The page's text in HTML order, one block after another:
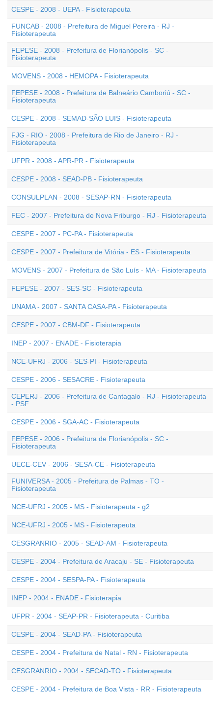
CESPE - 2008 - UEPA - Fisioterapeuta
FUNCAB - 2008 - Prefeitura de Miguel Pereira - RJ -
Fisioterapeuta
FEPESE - 2008 - Prefeitura de Florianópolis - SC -
Fisioterapeuta
MOVENS - 2008 - HEMOPA - Fisioterapeuta
FEPESE - 2008 - Prefeitura de Balneário Camboriú - SC -
Fisioterapeuta
CESPE - 2008 - SEMAD-SÃO LUIS - Fisioterapeuta
FJG - RIO - 2008 - Prefeitura de Rio de Janeiro - RJ -
Fisioterapeuta
UFPR - 2008 - APR-PR - Fisioterapeuta
CESPE - 2008 - SEAD-PB - Fisioterapeuta
CONSULPLAN - 2008 - SESAP-RN - Fisioterapeuta
FEC - 2007 - Prefeitura de Nova Friburgo - RJ - Fisioterapeuta
CESPE - 2007 - PC-PA - Fisioterapeuta
CESPE - 2007 - Prefeitura de Vitória - ES - Fisioterapeuta
MOVENS - 2007 - Prefeitura de São Luís - MA - Fisioterapeuta
FEPESE - 2007 - SES-SC - Fisioterapeuta
UNAMA - 2007 - SANTA CASA-PA - Fisioterapeuta
CESPE - 2007 - CBM-DF - Fisioterapeuta
INEP - 2007 - ENADE - Fisioterapia
NCE-UFRJ - 2006 - SES-PI - Fisioterapeuta
CESPE - 2006 - SESACRE - Fisioterapeuta
CEPERJ - 2006 - Prefeitura de Cantagalo - RJ - Fisioterapeuta
- PSF
CESPE - 2006 - SGA-AC - Fisioterapeuta
FEPESE - 2006 - Prefeitura de Florianópolis - SC -
Fisioterapeuta
UECE-CEV - 2006 - SESA-CE - Fisioterapeuta
FUNIVERSA - 2005 - Prefeitura de Palmas - TO -
Fisioterapeuta
NCE-UFRJ - 2005 - MS - Fisioterapeuta - g2
NCE-UFRJ - 2005 - MS - Fisioterapeuta
CESGRANRIO - 2005 - SEAD-AM - Fisioterapeuta
CESPE - 2004 - Prefeitura de Aracaju - SE - Fisioterapeuta
CESPE - 2004 - SESPA-PA - Fisioterapeuta
INEP - 2004 - ENADE - Fisioterapia
UFPR - 2004 - SEAP-PR - Fisioterapeuta - Curitiba
CESPE - 2004 - SEAD-PA - Fisioterapeuta
CESPE - 2004 - Prefeitura de Natal - RN - Fisioterapeuta
CESGRANRIO - 2004 - SECAD-TO - Fisioterapeuta
CESPE - 2004 - Prefeitura de Boa Vista - RR - Fisioterapeuta